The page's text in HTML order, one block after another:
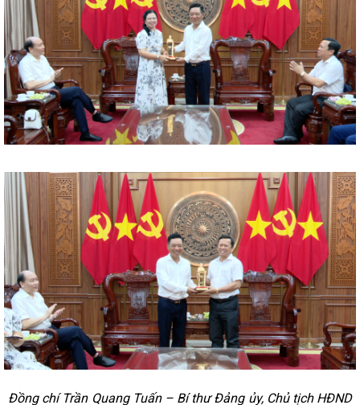
Đồng chí Trần Quang Tuấn – Bí thư Đảng ủy, Chủ tịch HĐND